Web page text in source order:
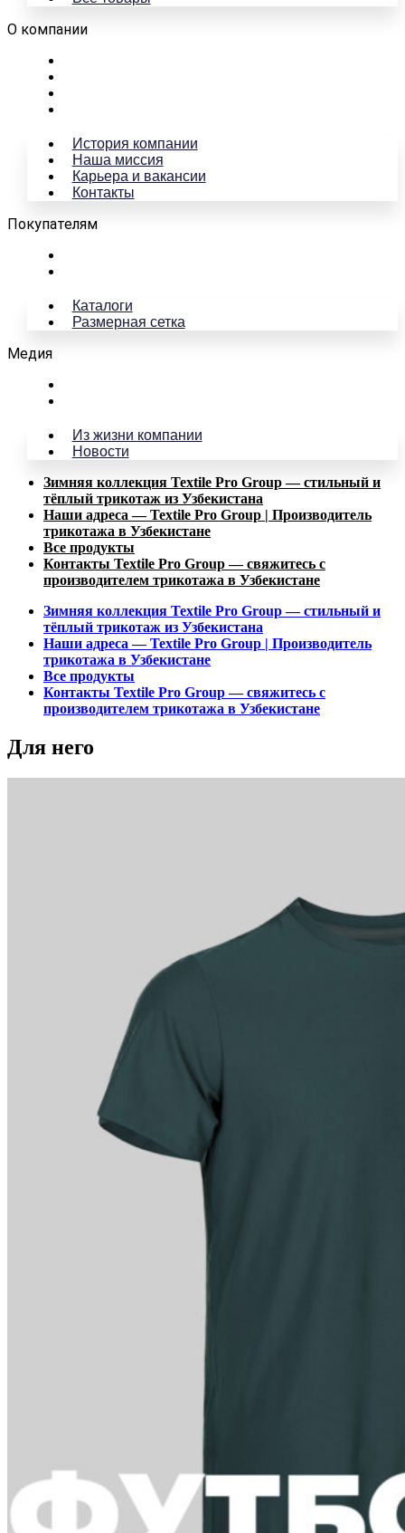
О компании
История компании
Наша миссия
Карьера и вакансии
Контакты
Покупателям
Каталоги
Размерная сетка
Медия
Из жизни компании
Новости
Зимняя коллекция Textile Pro Group — стильный и
тёплый трикотаж из Узбекистана
Наши адреса — Textile Pro Group | Производитель
трикотажа в Узбекистане
Все продукты
Контакты Textile Pro Group — свяжитесь с
производителем трикотажа в Узбекистане
Зимняя коллекция Textile Pro Group — стильный и
тёплый трикотаж из Узбекистана
Наши адреса — Textile Pro Group | Производитель
трикотажа в Узбекистане
Все продукты
Контакты Textile Pro Group — свяжитесь с
производителем трикотажа в Узбекистане
Для него